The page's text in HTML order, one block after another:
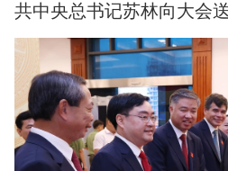
共中央总书记苏林向大会